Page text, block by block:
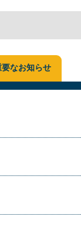
要なお知らせ